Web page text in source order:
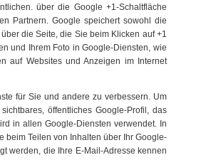
über die Google +1-Schaltfläche
Partnern. Google speichert sowohl die
die Seite, die Sie beim Klicken auf +1
und Ihrem Foto in Google-Diensten, wie
auf Websites und Anzeigen im Internet
für Sie und andere zu verbessern. Um
öffentliches Google-Profil, das
in allen Google-Diensten verwendet. In
beim Teilen von Inhalten über Ihr Google-
werden, die Ihre E-Mail-Adresse kennen